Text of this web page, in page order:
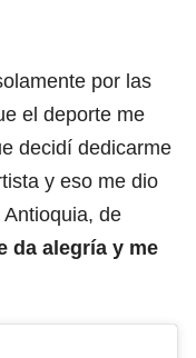
por las
el deporte me
decidí dedicarme
y eso me dio
de
da alegría y me